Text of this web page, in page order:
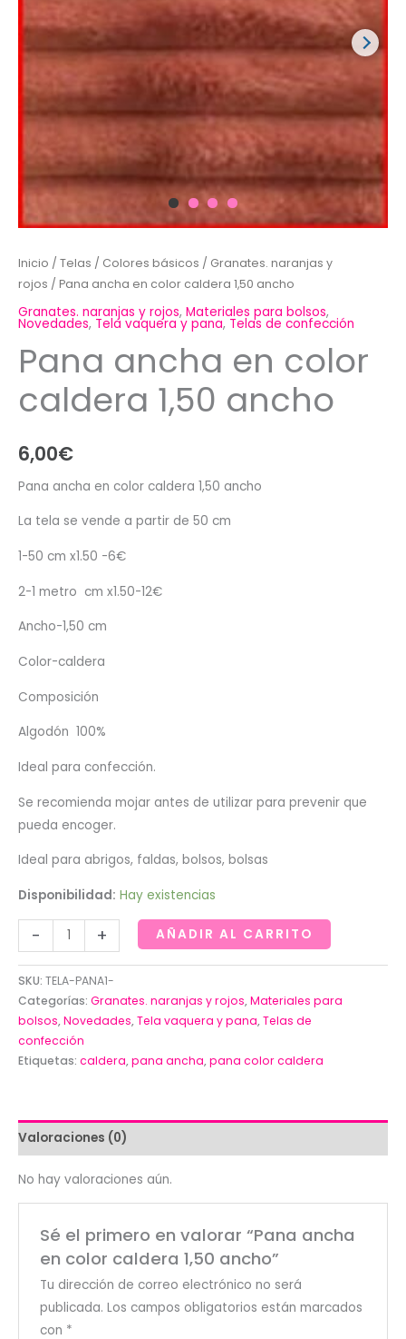
Inicio / Telas / Colores básicos / Granates. naranjas y
rojos / Pana ancha en color caldera 1,50 ancho
Granates. naranjas y rojos, Materiales para bolsos,
Novedades, Tela vaquera y pana, Telas de confección
Pana ancha en color
caldera 1,50 ancho
6,00€
Pana ancha en color caldera 1,50 ancho
La tela se vende a partir de 50 cm
1-50 cm x1.50 -6€
2-1 metro cm x1.50-12€
Ancho-1,50 cm
Color-caldera
Composición
Algodón 100%
Ideal para confección.
Se recomienda mojar antes de utilizar para prevenir que
pueda encoger.
Ideal para abrigos, faldas, bolsos, bolsas
Disponibilidad: Hay existencias
-
ancha
en
color
caldera
1,50
ancho
+ AÑADIR AL CARRITO
SKU: TELA-PANA1-
Categorías: Granates. naranjas y rojos,Materiales para
bolsos,Novedades,Tela vaquera y pana,Telas de
confección
Etiquetas: caldera,pana ancha,pana color caldera
Valoraciones (0)
No hay valoraciones aún.
Sé el primero en valorar “Pana ancha
en color caldera 1,50 ancho”
Tu dirección de correo electrónico no será
publicada. Los campos obligatorios están marcados
con *